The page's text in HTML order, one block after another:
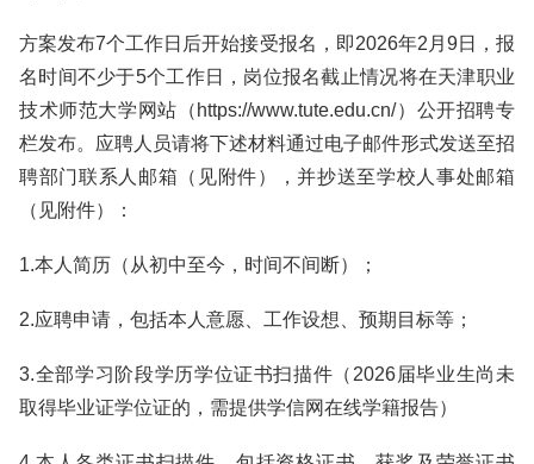
方案发布7个工作日后开始接受报名，即2026年2月9日，报
名时间不少于5个工作日，岗位报名截止情况将在天津职业
技术师范大学网站（https://www.tute.edu.cn/）公开招聘专
栏发布。应聘人员请将下述材料通过电子邮件形式发送至招
聘部门联系人邮箱（见附件），并抄送至学校人事处邮箱
（见附件）：
1.本人简历（从初中至今，时间不间断）；
2.应聘申请，包括本人意愿、工作设想、预期目标等；
3.全部学习阶段学历学位证书扫描件（2026届毕业生尚未
取得毕业证学位证的，需提供学信网在线学籍报告）